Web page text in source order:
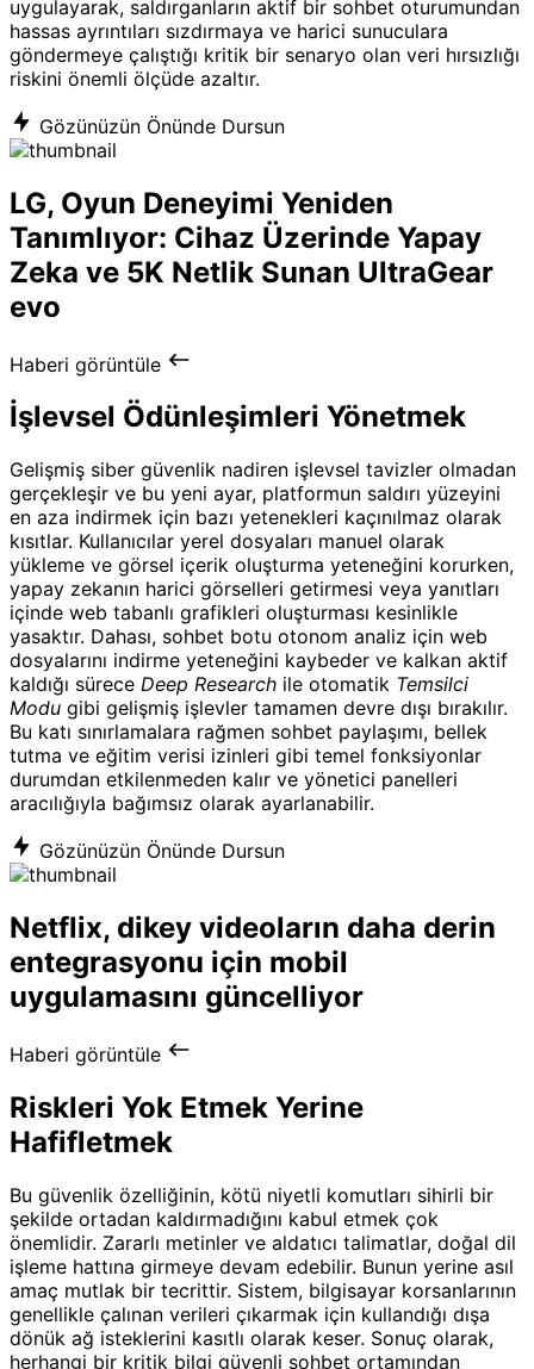
uygulayarak, saldırganların aktif bir sohbet oturumundan
hassas ayrıntıları sızdırmaya ve harici sunuculara
göndermeye çalıştığı kritik bir senaryo olan veri hırsızlığı
riskini önemli ölçüde azaltır.
Gözünüzün Önünde Dursun
LG, Oyun Deneyimi Yeniden
Tanımlıyor: Cihaz Üzerinde Yapay
Zeka ve 5K Netlik Sunan UltraGear
evo
Haberi görüntüle
İşlevsel Ödünleşimleri Yönetmek
Gelişmiş siber güvenlik nadiren işlevsel tavizler olmadan
gerçekleşir ve bu yeni ayar, platformun saldırı yüzeyini
en aza indirmek için bazı yetenekleri kaçınılmaz olarak
kısıtlar. Kullanıcılar yerel dosyaları manuel olarak
yükleme ve görsel içerik oluşturma yeteneğini korurken,
yapay zekanın harici görselleri getirmesi veya yanıtları
içinde web tabanlı grafikleri oluşturması kesinlikle
yasaktır. Dahası, sohbet botu otonom analiz için web
dosyalarını indirme yeteneğini kaybeder ve kalkan aktif
kaldığı sürece Deep Research ile otomatik Temsilci
Modu gibi gelişmiş işlevler tamamen devre dışı bırakılır.
Bu katı sınırlamalara rağmen sohbet paylaşımı, bellek
tutma ve eğitim verisi izinleri gibi temel fonksiyonlar
durumdan etkilenmeden kalır ve yönetici panelleri
aracılığıyla bağımsız olarak ayarlanabilir.
Gözünüzün Önünde Dursun
Netflix, dikey videoların daha derin
entegrasyonu için mobil
uygulamasını güncelliyor
Haberi görüntüle
Riskleri Yok Etmek Yerine
Hafifletmek
Bu güvenlik özelliğinin, kötü niyetli komutları sihirli bir
şekilde ortadan kaldırmadığını kabul etmek çok
önemlidir. Zararlı metinler ve aldatıcı talimatlar, doğal dil
işleme hattına girmeye devam edebilir. Bunun yerine asıl
amaç mutlak bir tecrittir. Sistem, bilgisayar korsanlarının
genellikle çalınan verileri çıkarmak için kullandığı dışa
dönük ağ isteklerini kasıtlı olarak keser. Sonuç olarak,
herhangi bir kritik bilgi güvenli sohbet ortamından